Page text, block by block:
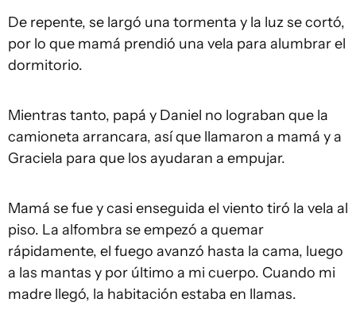
De repente, se largó una tormenta y la luz se cortó,
por lo que mamá prendió una vela para alumbrar el
dormitorio.
Mientras tanto, papá y Daniel no lograban que la
camioneta arrancara, así que llamaron a mamá y a
Graciela para que los ayudaran a empujar.
Mamá se fue y casi enseguida el viento tiró la vela al
piso. La alfombra se empezó a quemar
rápidamente, el fuego avanzó hasta la cama, luego
a las mantas y por último a mi cuerpo. Cuando mi
madre llegó, la habitación estaba en llamas.